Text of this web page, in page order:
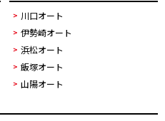
川口オート
伊勢崎オート
浜松オート
飯塚オート
山陽オート